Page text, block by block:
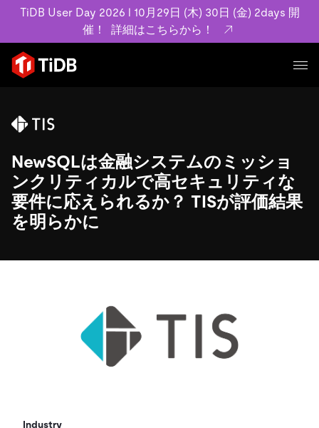
TiDB User Day 2026 l 10月29日 (木) 30日 (金) 2days 開
催！
詳細はこちらから！
プロダクト
MySQL互換の分散データベースで高可用性と水平スケー
ます。
詳細はこちら
プラン
TiDB Cloud
TiDB Self-Managed
エコシステム
Integrations
TiKV
ユースケース
事例記事
お客様事例やユーザーによる検証結果の記事などを紹介し
ています。
ユースケース
運用インテリジェンスの活用
リソース
学習コンテンツ
アーカイブ動画
スライド
エンゲージメント
Developer Hub
Discord Community
会社概要
プライバシーポリシーなど、契約関連の情報を紹介しま
ドキュメント
TiDB Cloud
NewSQLは金融システムのミッショ
ンクリティカルで高セキュリティな
要件に応えられるか？ TISが評価結果
を明らかに
Industry